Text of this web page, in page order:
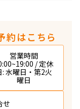
約はこちら
営業時間
/ 定休
: 水曜日・第2火
曜日
せ